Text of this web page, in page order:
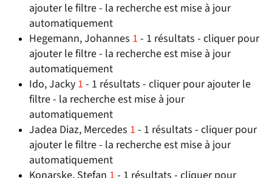
ajouter le filtre - la recherche est mise à jour
automatiquement
Hegemann, Johannes 1 - 1 résultats - cliquer pour
ajouter le filtre - la recherche est mise à jour
automatiquement
Ido, Jacky 1 - 1 résultats - cliquer pour ajouter le
filtre - la recherche est mise à jour
automatiquement
Jadea Diaz, Mercedes 1 - 1 résultats - cliquer pour
ajouter le filtre - la recherche est mise à jour
automatiquement
Konarske, Stefan 1 - 1 résultats - cliquer pour